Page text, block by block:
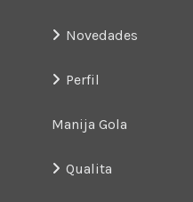
Novedades
Perfil
Manija Gola
Qualita